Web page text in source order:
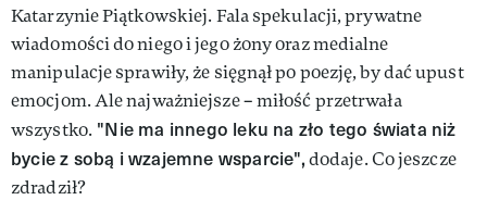
Katarzynie Piątkowskiej. Fala spekulacji, prywatne
wiadomości do niego i jego żony oraz medialne
manipulacje sprawiły, że sięgnął po poezję, by dać upust
emocjom. Ale najważniejsze – miłość przetrwała
wszystko. "Nie ma innego leku na zło tego świata niż
bycie z sobą i wzajemne wsparcie",dodaje. Co jeszcze
zdradził?